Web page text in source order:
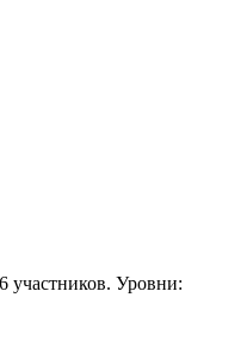
участников. Уровни: